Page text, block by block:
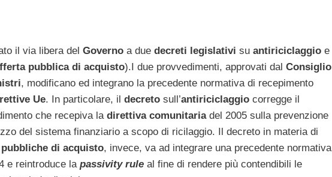
il via libera del Governoa due decreti legislativi su antiriciclaggioe
pubblica di acquisto).I due provvedimenti, approvati dal Consiglio
, modificano ed integrano la precedente normativa di recepimento
Ue. In particolare, il decretosull’antiriciclaggiocorregge il
che recepiva la direttiva comunitaria del 2005 sulla prevenzione
del sistema finanziario a scopo di ricilaggio. Il decreto in materia di
di acquisto, invece, va ad integrare una precedente normativa
e reintroduce la passivity ruleal fine di rendere più contendibili le